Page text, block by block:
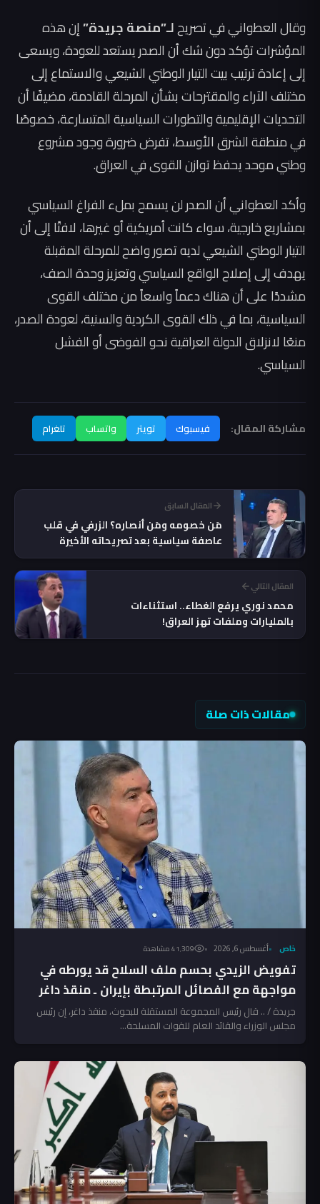
وقال العطواني في تصريحلـ”منصة جريدة”إن هذه
المؤشرات تؤكد دون شك أن الصدر يستعد للعودة، ويسعى
إلى إعادة ترتيب بيت التيار الوطني الشيعي والاستماع إلى
مختلف الآراء والمقترحات بشأن المرحلة القادمة، مضيفًا أن
التحديات الإقليمية والتطورات السياسية المتسارعة، خصوصًا
في منطقة الشرق الأوسط، تفرض ضرورة وجود مشروع
وطني موحد يحفظ توازن القوى في العراق.
وأكد العطواني أن الصدر لن يسمح بملء الفراغ السياسي
بمشاريع خارجية، سواء كانت أمريكية أو غيرها، لافتًا إلى أن
التيار الوطني الشيعي لديه تصور واضح للمرحلة المقبلة
يهدف إلى إصلاح الواقع السياسي وتعزيز وحدة الصف،
مشددًا على أن هناك دعماً واسعاً من مختلف القوى
السياسية، بما في ذلك القوى الكردية والسنية، لعودة الصدر،
منعًا لانزلاق الدولة العراقية نحو الفوضى أو الفشل
السياسي.
مشاركة المقال: فيسبوك تويتر واتساب تلغرام
المقال السابق
مَن خصومه ومَن أنصاره؟ الزرفي في قلب
عاصفة سياسية بعد تصريحاته الأخيرة
المقال التالي
محمد نوري يرفع الغطاء.. استثناءات
بالمليارات وملفات تهز العراق!
مقالات ذات صلة
خاص أغسطس 6, 2026 41٬309 مشاهدة
تفويض الزيدي بحسم ملف السلاح قد يورطه في
مواجهة مع الفصائل المرتبطة بإيران ـ منقذ داغر
جريدة / .. قال رئيس المجموعة المستقلة للبحوث، منقذ داغر، إن رئيس
مجلس الوزراء والقائد العام للقوات المسلحة...